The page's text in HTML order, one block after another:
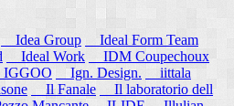
Idea Group
Ideal Form Team
Ideal Work
IDM Coupechoux
Ign. Design.
iittala
Il Fanale
Il laboratorio dell